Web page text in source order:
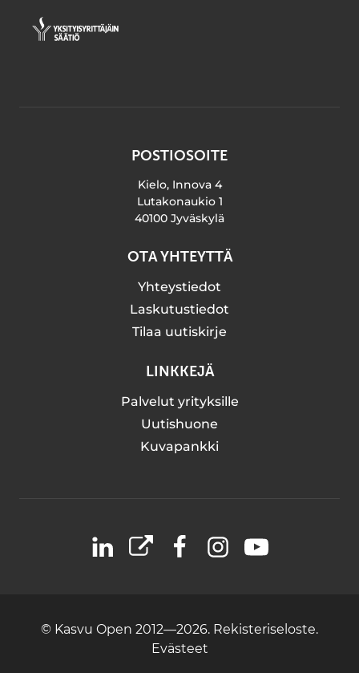
POSTIOSOITE
Kielo, Innova 4
Lutakonaukio 1
40100 Jyväskylä
OTA YHTEYTTÄ
Yhteystiedot
Laskutustiedot
Tilaa uutiskirje
LINKKEJÄ
Palvelut yrityksille
Uutishuone
Kuvapankki
LinkedIn
X FacebookInstagramYouTube
© Kasvu Open 2012—2026. Rekisteriseloste.
Evästeet